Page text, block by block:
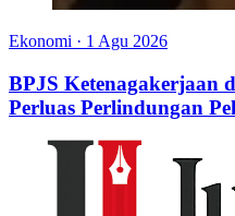
Ekonomi · 1 Agu 2026
BPJS Ketenagakerjaan
Perluas Perlindungan